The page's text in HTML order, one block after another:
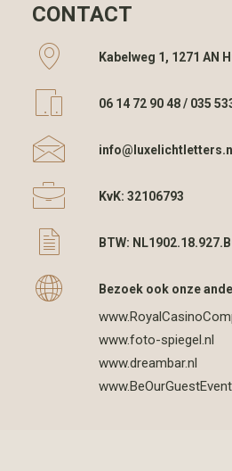
CONTACT
Kabelweg 1, 1271 AN
06 14 72 90 48 / 035
info@luxelichtletters.nl
KvK: 32106793
BTW:
Bezoek ook onze
www.foto-spiegel.nl
www.dreambar.nl